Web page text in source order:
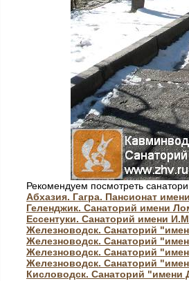
Рекомендуем посмотреть
Абхазия. Гагра. Пансионат
Геленджик. Санаторий имени
Ессентуки. Санаторий имени
Железноводск. Санаторий
Железноводск. Санаторий
Железноводск. Санаторий
Железноводск. Санаторий
Кисловодск. Санаторий "имени